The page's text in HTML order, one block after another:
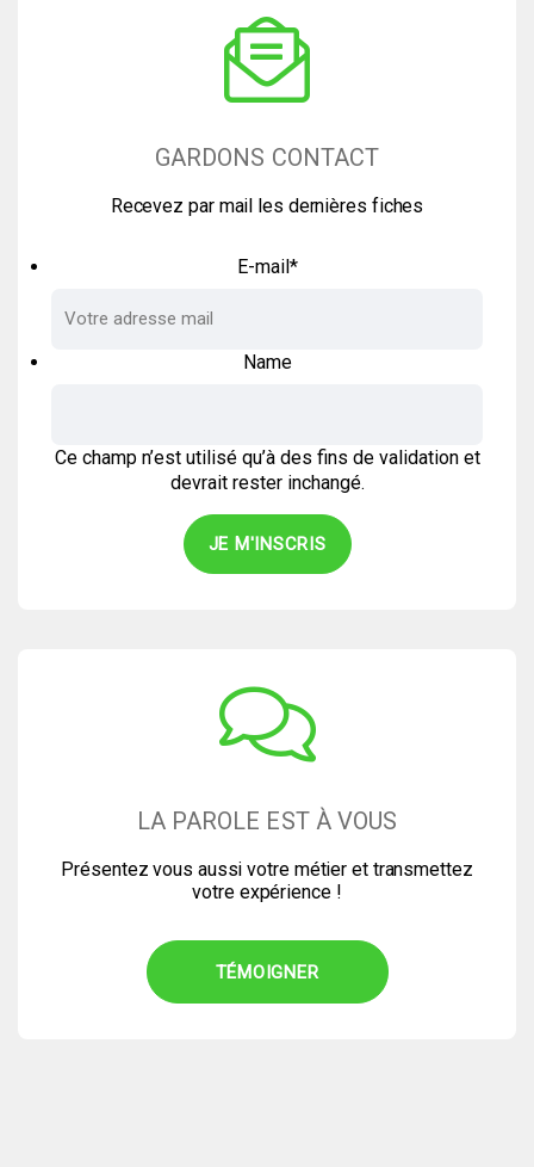
GARDONS CONTACT
Recevez par mail les dernières fiches
E-mail*
Name
Ce champ n’est utilisé qu’à des fins de validation et
devrait rester inchangé.
LA PAROLE EST À VOUS
Présentez vous aussi votre métier et transmettez
votre expérience !
TÉMOIGNER